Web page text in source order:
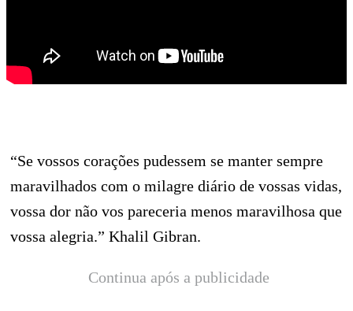
“Se vossos corações pudessem se manter sempre
maravilhados com o milagre diário de vossas vidas,
vossa dor não vos pareceria menos maravilhosa que
vossa alegria.” Khalil Gibran.
Continua após a publicidade